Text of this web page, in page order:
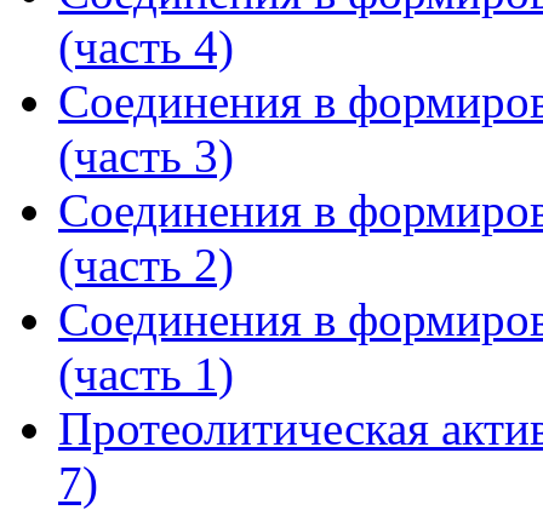
(часть 4)
Соединения в
(часть 3)
Соединения в
(часть 2)
Соединения в
(часть 1)
Протеолитическая
7)